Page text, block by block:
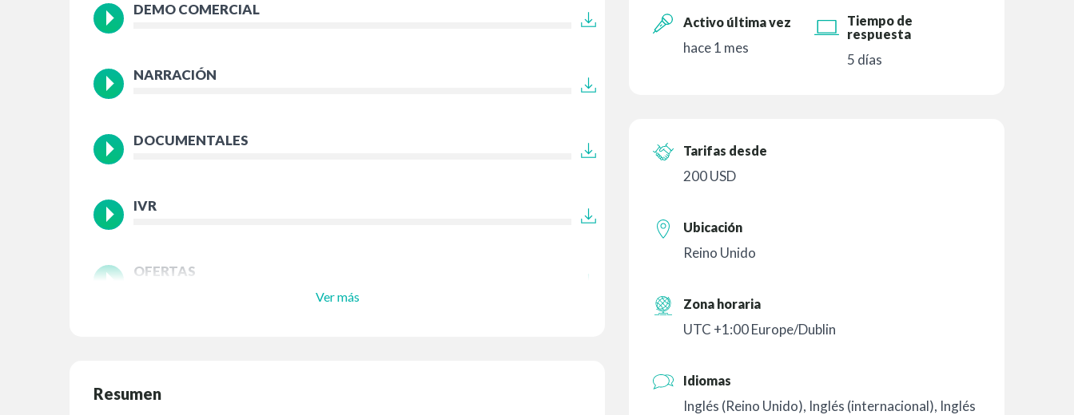
DEMO COMERCIAL
NARRACIÓN
DOCUMENTALES
IVR
OFERTAS
Ver más
Resumen
Activo última vez
hace 1 mes
Tiempo de
respuesta
5 días
Tarifas desde
200 USD
Ubicación
Reino Unido
Zona horaria
UTC +1:00 Europe/Dublin
Idiomas
Inglés (Reino Unido), Inglés (internacional), Inglés